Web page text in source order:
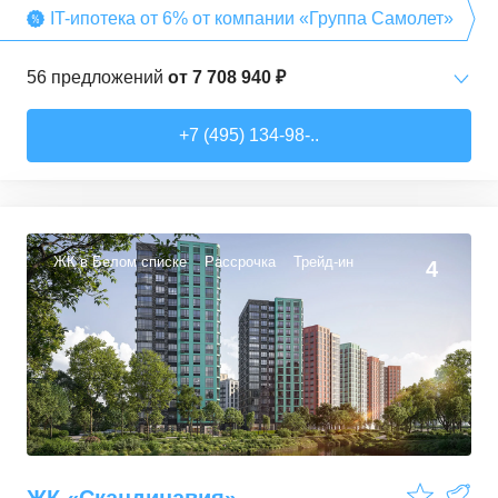
IT-ипотека от 6% от компании «Группа Самолет»
56 предложений от 7 708 940 ₽
34,71–49,54м² 22 предложения
2-комн. кв.
50,6–60,29
3-комн. кв. от16 491 230 ₽
74,3–94,8м² 22 предложения
+7 (495) 134-98-..
ЖК в Белом списке Рассрочка Трейд-ин 4